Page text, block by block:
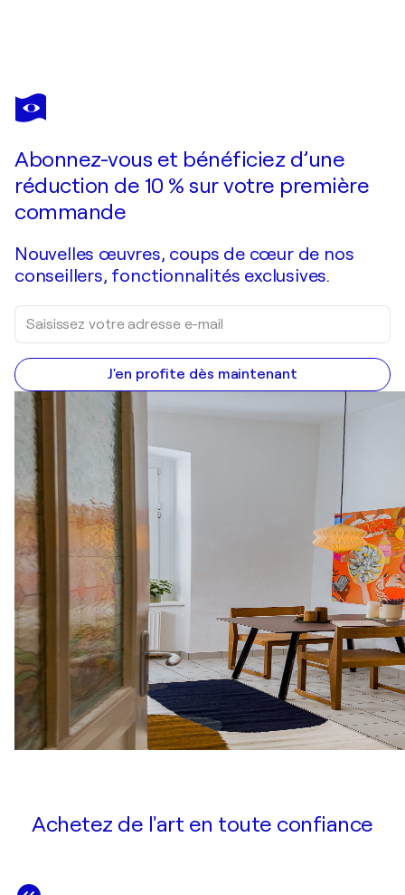
GILBERT PASTOR
Entrée du Domaine
Abonnez-vous et bénéficiez d’une
réduction de 10 % sur votre première
commande
Nouvelles œuvres, coups de cœur de nos
conseillers, fonctionnalités exclusives.
J'en profite dès maintenant
Achetez de l'art en toute confiance